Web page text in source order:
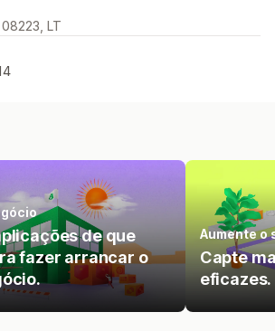
LT
de que
fazer arrancar o
Aumente o
Capte
eficazes.